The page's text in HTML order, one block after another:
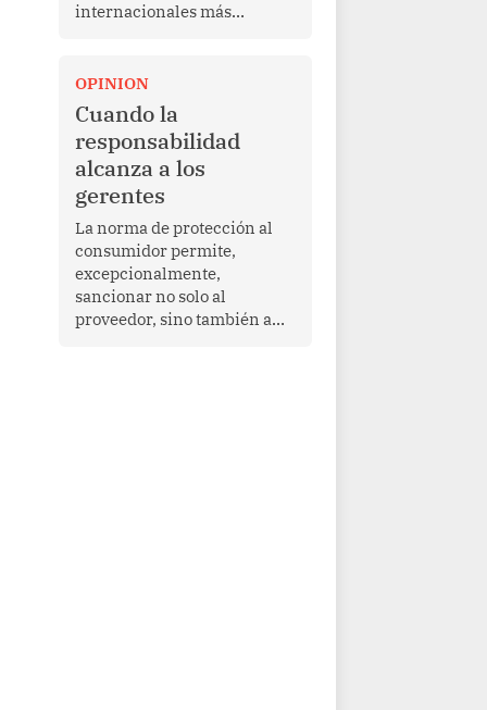
internacionales más
Más allá de su dimensión
religiosa, esta gira
representa una oportunidad
para reafirmar el valor del
diálogo, fortalecer los
vínculos entre los pueblos y
proyectar una imagen de
cooperación en una región
que enfrenta desafíos en
materia de desarrollo,
cohesión social y
gobernabilidad.
OPINION
Cuando la
responsabilidad
alcanza a los
gerentes
La norma de protección al
consumidor permite,
excepcionalmente,
sancionar no solo al
proveedor, sino también a